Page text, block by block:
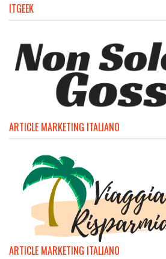
ITGEEK
ARTICLE MARKETING ITALIANO
ARTICLE MARKETING ITALIANO